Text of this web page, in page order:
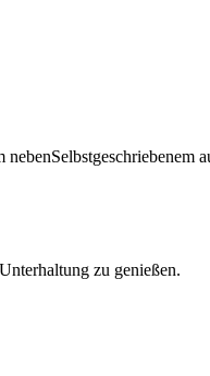
zu genießen.